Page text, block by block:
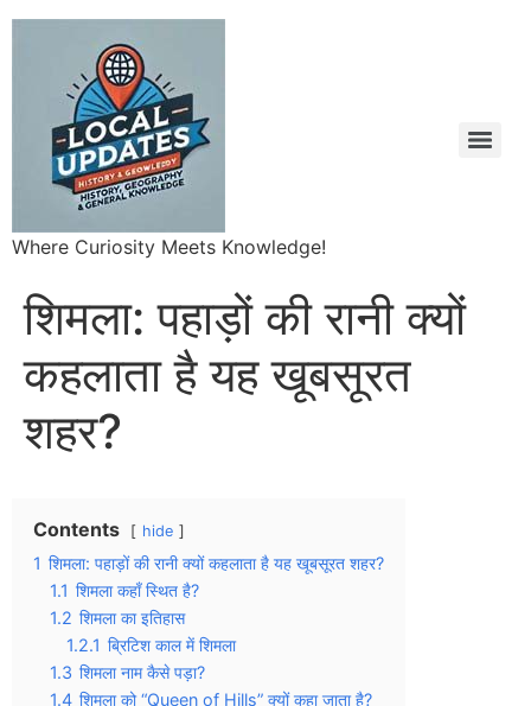
Where Curiosity Meets Knowledge!
शिमला: पहाड़ों की रानी क्यों
कहलाता है यह खूबसूरत
शहर?
Contents hide
1 शिमला: पहाड़ों की रानी क्यों कहलाता है यह खूबसूरत शहर?
1.1 शिमला कहाँ स्थित है?
1.2 शिमला का इतिहास
1.2.1 ब्रिटिश काल में शिमला
1.3 शिमला नाम कैसे पड़ा?
1.4 शिमला को “Queen of Hills” क्यों कहा जाता है?